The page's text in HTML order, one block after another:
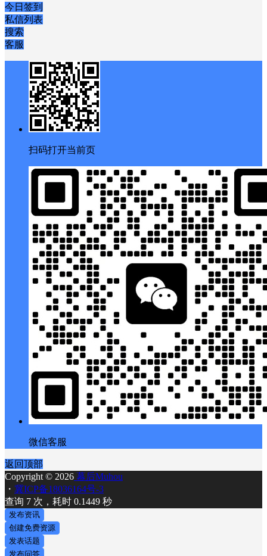
今日签到
私信列表
搜索
客服
扫码打开当前页
微信客服
返回顶部
Copyright © 2026 幕后Muhou
・ 冀ICP备18036164号-3
查询 7 次，耗时 0.1449 秒
发布资讯
创建免费资源
发表话题
发布问答